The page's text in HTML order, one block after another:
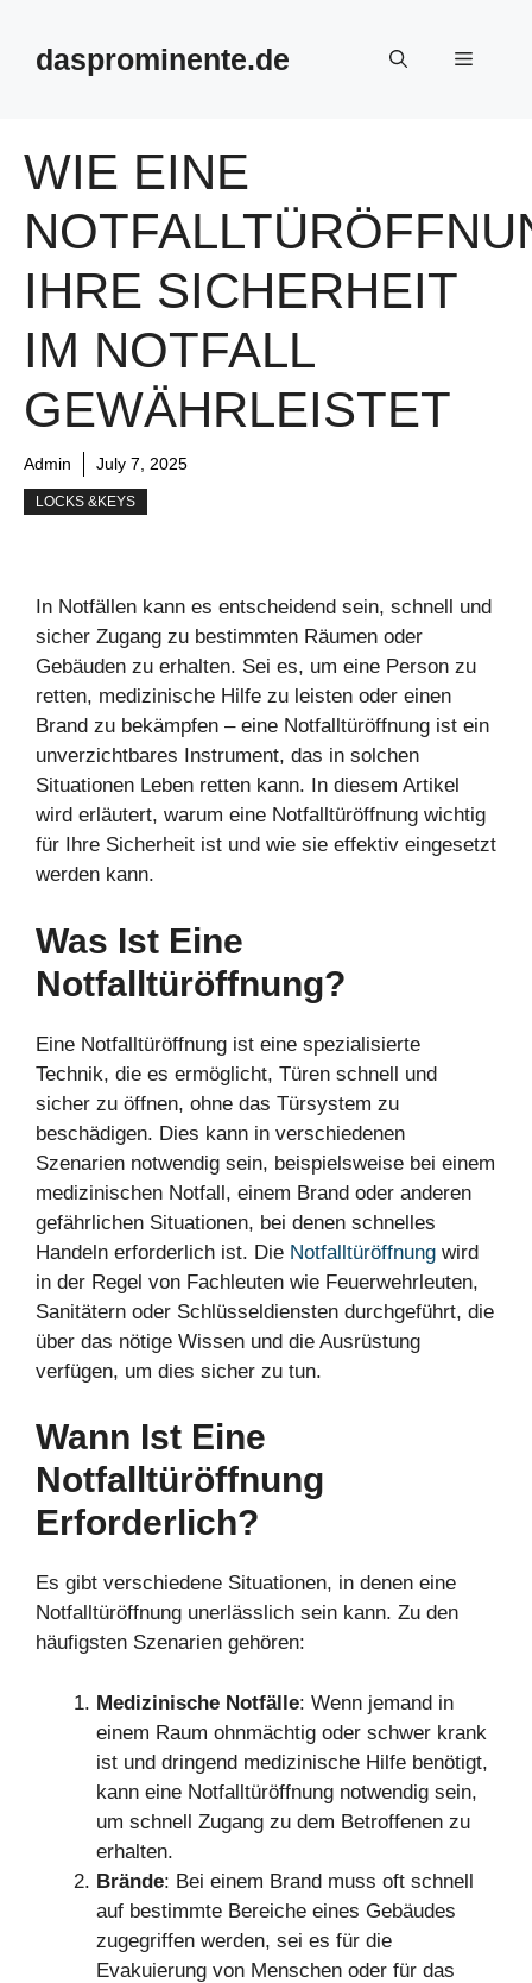
contentdasprominente.de Menu
WIE EINE
IHRE SICHERHEIT
IM NOTFALL
GEWÄHRLEISTET
Admin July 7, 2025
LOCKS &KEYS
In Notfällen kann es entscheidend sein, schnell und
sicher Zugang zu bestimmten Räumen oder
Gebäuden zu erhalten. Sei es, um eine Person zu
retten, medizinische Hilfe zu leisten oder einen
Brand zu bekämpfen – eine Notfalltüröffnung ist ein
unverzichtbares Instrument, das in solchen
Situationen Leben retten kann. In diesem Artikel
wird erläutert, warum eine Notfalltüröffnung wichtig
für Ihre Sicherheit ist und wie sie effektiv eingesetzt
werden kann.
Was Ist Eine
Notfalltüröffnung?
Eine Notfalltüröffnung ist eine spezialisierte
Technik, die es ermöglicht, Türen schnell und
sicher zu öffnen, ohne das Türsystem zu
beschädigen. Dies kann in verschiedenen
Szenarien notwendig sein, beispielsweise bei einem
medizinischen Notfall, einem Brand oder anderen
gefährlichen Situationen, bei denen schnelles
Handeln erforderlich ist. Die Notfalltüröffnung wird
in der Regel von Fachleuten wie Feuerwehrleuten,
Sanitätern oder Schlüsseldiensten durchgeführt, die
über das nötige Wissen und die Ausrüstung
verfügen, um dies sicher zu tun.
Wann Ist Eine
Notfalltüröffnung
Erforderlich?
Es gibt verschiedene Situationen, in denen eine
Notfalltüröffnung unerlässlich sein kann. Zu den
häufigsten Szenarien gehören:
Medizinische Notfälle: Wenn jemand in
einem Raum ohnmächtig oder schwer krank
ist und dringend medizinische Hilfe benötigt,
kann eine Notfalltüröffnung notwendig sein,
um schnell Zugang zu dem Betroffenen zu
erhalten.
Brände: Bei einem Brand muss oft schnell
auf bestimmte Bereiche eines Gebäudes
zugegriffen werden, sei es für die
Evakuierung von Menschen oder für das